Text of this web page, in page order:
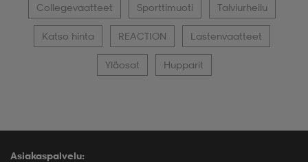
Collegevaatteet Sporttimuoti Talviurheilu
Katso hinta REACTION Lastenvaatteet
Yläosat Hupparit
Asiakaspalvelu: